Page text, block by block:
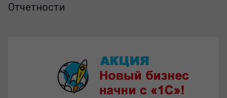
Отчетности